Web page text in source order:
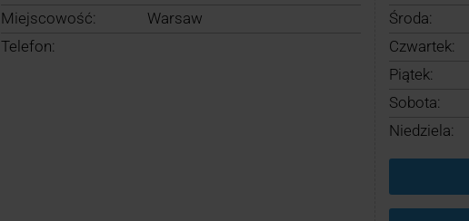
Miejscowość:
Warsaw
Telefon:
Środa:
Czwartek:
Piątek:
Sobota:
Niedziela: